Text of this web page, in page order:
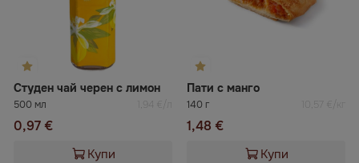
Студен чай черен с лимон
500 мл 1,94 €/л
0,97 €
Купи
Пати с манго
140 г 10,57 €/кг
1,48 €
Купи